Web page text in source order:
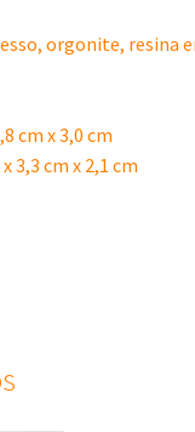
orgonite, resina
cm x 3,0 cm
3,3 cm x 2,1 cm